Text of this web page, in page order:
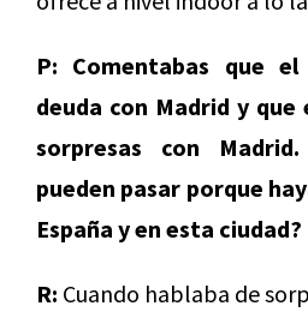
P: Comentabas que
deuda con Madrid y
sorpresas con Madrid.
pueden pasar porque
España y en esta ciudad?
R: Cuando hablaba de